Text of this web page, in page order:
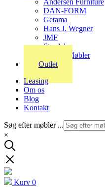
Andersen Furniture
DAN-FORM
Getama
Hans J. Wegner
JMF
Stordal
Stouby Møbler
Outlet
Leasing
Om os
Blog
Kontakt
Søg efter møbler ...
×
Kurv 0